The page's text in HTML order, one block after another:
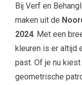
Bij Verf en
maken uit de
2024. Met een
kleuren is er altijd
past. Of je nu
geometrische